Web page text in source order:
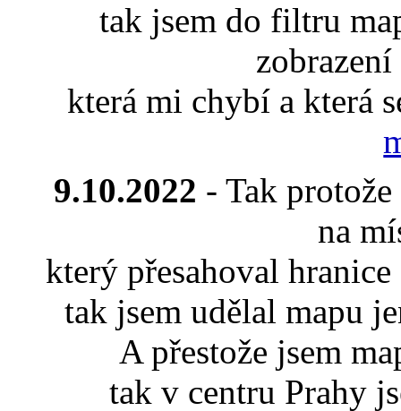
tak jsem do filtru
která mi chybí a která
9.10.2022 - Tak
na
který přesahoval
tak jsem udělal mapu
A přestože jsem
tak v centru Prahy